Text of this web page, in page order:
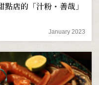
店的「汁粉・善哉」
January 2023